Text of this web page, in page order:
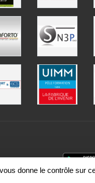
donne le contrôle sur